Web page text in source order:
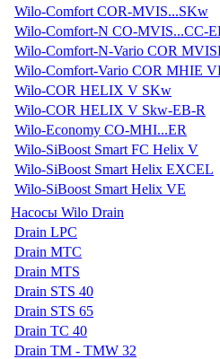
Wilo-Comfort COR-MVIS...SKw
Wilo-Comfort-N CO-MVIS...CC-
Wilo-Comfort-N-Vario COR
Wilo-Comfort-Vario COR MHIE
Wilo-COR HELIX V SKw
Wilo-COR HELIX V Skw-EB-R
Wilo-Economy CO-MHI...ER
Wilo-SiBoost Smart FC Helix V
Wilo-SiBoost Smart Helix EXCEL
Wilo-SiBoost Smart Helix VE
Насосы Wilo Drain
Drain LPC
Drain MTC
Drain MTS
Drain STS 40
Drain STS 65
Drain TC 40
Drain TM - TMW 32